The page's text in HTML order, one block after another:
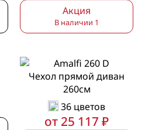
Акция
В наличии 1
Чехол прямой диван
260см
36 цветов
от 25 117 ₽